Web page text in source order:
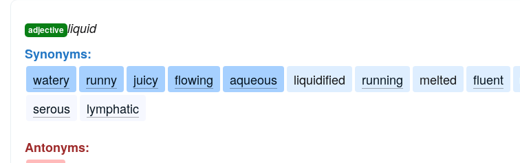
adjective liquid
Synonyms:
watery
runny juicy flowing aqueous liquidified running melted fluent
serous
lymphatic
Antonyms: